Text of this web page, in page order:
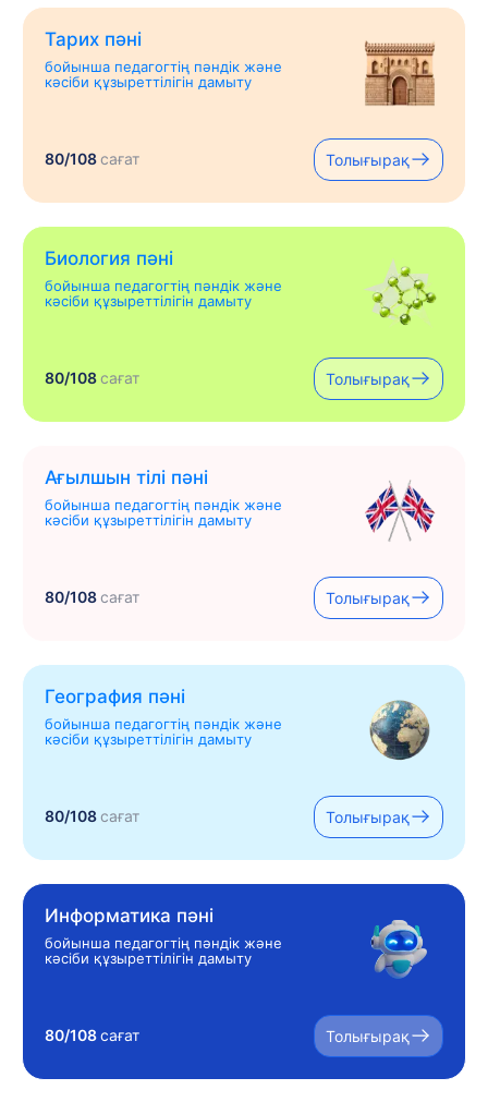
Тарих пәні
бойынша педагогтің пәндік және
кәсіби құзыреттілігін дамыту
80/108сағат Толығырақ
Биология пәні
бойынша педагогтің пәндік және
кәсіби құзыреттілігін дамыту
80/108сағат Толығырақ
Ағылшын тілі пәні
бойынша педагогтің пәндік және
кәсіби құзыреттілігін дамыту
80/108сағат Толығырақ
География пәні
бойынша педагогтің пәндік және
кәсіби құзыреттілігін дамыту
80/108сағат Толығырақ
Информатика пәні
бойынша педагогтің пәндік және
кәсіби құзыреттілігін дамыту
80/108сағат Толығырақ